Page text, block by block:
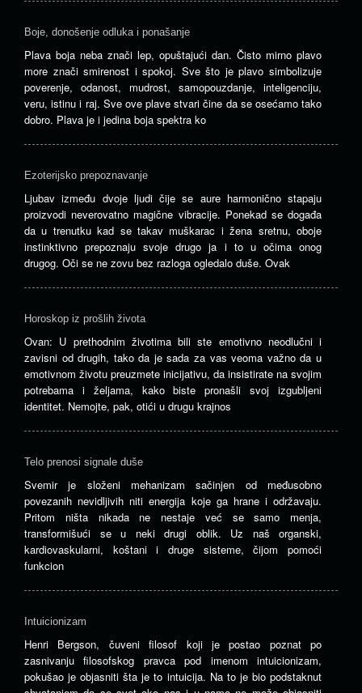
Boje, donošenje odluka i ponašanje
Plava boja neba znači lep, opuštajući dan. Čisto mirno plavo
more znači smirenost i spokoj. Sve što je plavo simbolizuje
poverenje, odanost, mudrost, samopouzdanje, inteligenciju,
veru, istinu i raj. Sve ove plave stvari čine da se osećamo tako
dobro. Plava je i jedina boja spektra ko
Ezoterijsko prepoznavanje
Ljubav između dvoje ljudi čije se aure harmonično stapaju
proizvodi neverovatno magične vibracije. Ponekad se događa
da u trenutku kad se takav muškarac i žena sretnu, oboje
instinktivno prepoznaju svoje drugo ja i to u očima onog
drugog. Oči se ne zovu bez razloga ogledalo duše. Ovak
Horoskop iz prošlih života
Ovan: U prethodnim životima bili ste emotivno neodlučni i
zavisni od drugih, tako da je sada za vas veoma važno da u
emotivnom životu preuzmete inicijativu, da insistirate na svojim
potrebama i željama, kako biste pronašli svoj izgubljeni
identitet. Nemojte, pak, otići u drugu krajnos
Telo prenosi signale duše
Svemir je složeni mehanizam sačinjen od međusobno
povezanih nevidljivih niti energija koje ga hrane i održavaju.
Pritom ništa nikada ne nestaje već se samo menja,
transformišući se u neki drugi oblik. Uz naš organski,
kardiovaskularni, koštani i druge sisteme, čijom pomoći
funkcion
Intuicionizam
Henri Bergson, čuveni filosof koji je postao poznat po
zasnivanju filosofskog pravca pod imenom intuicionizam,
pokušao je objasniti šta je to intuicija. Na to je bio podstaknut